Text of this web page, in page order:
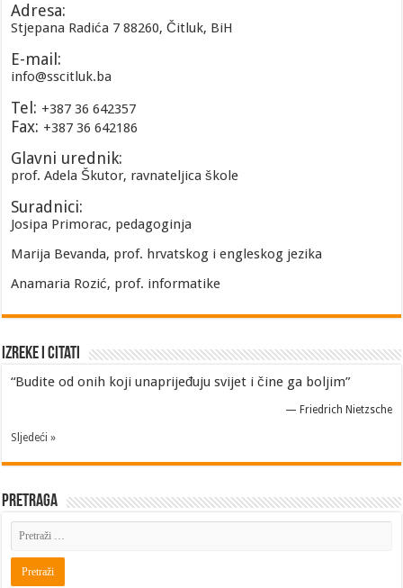
Adresa:
Stjepana Radića 7 88260, Čitluk, BiH
E-mail:
info@sscitluk.ba
Tel: +387 36 642357
Fax: +387 36 642186
Glavni urednik:
prof. Adela Škutor, ravnateljica škole
Suradnici:
Josipa Primorac, pedagoginja
Marija Bevanda, prof. hrvatskog i engleskog jezika
Anamaria Rozić, prof. informatike
Izreke i Citati
“Budite od onih koji unaprijeđuju svijet i čine ga boljim”
— Friedrich Nietzsche
Sljedeći »
Pretraga